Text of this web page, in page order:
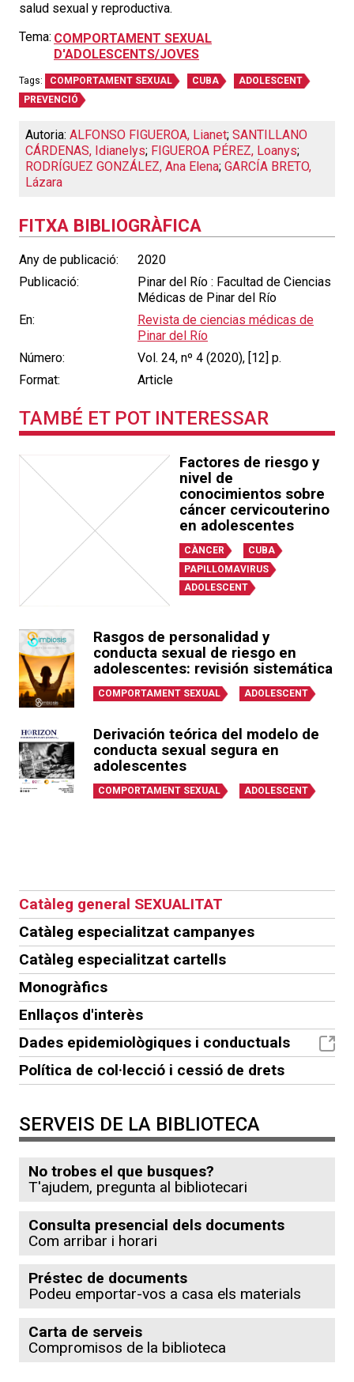
salud sexual y reproductiva.
Tema: COMPORTAMENT SEXUAL
D'ADOLESCENTS/JOVES
Tags: COMPORTAMENT SEXUAL CUBA
ADOLESCENT
PREVENCIÓ
Autoria: ALFONSO FIGUEROA, Lianet; SANTILLANO
CÁRDENAS, Idianelys; FIGUEROA PÉREZ, Loanys;
RODRÍGUEZ GONZÁLEZ, Ana Elena; GARCÍA BRETO,
Lázara
FITXA BIBLIOGRÀFICA
Any de publicació:
2020
Publicació:
Pinar del Río : Facultad de Ciencias
Médicas de Pinar del Río
En:
Revista de ciencias médicas de
Pinar del Río
Número:
Vol. 24, nº 4 (2020), [12] p.
Format:
Article
TAMBÉ ET POT INTERESSAR
Factores de riesgo y
nivel de
conocimientos sobre
cáncer cervicouterino
en adolescentes
CÀNCER
CUBA
PAPILLOMAVIRUS
ADOLESCENT
Rasgos de personalidad y
conducta sexual de riesgo en
adolescentes: revisión sistemática
COMPORTAMENT SEXUAL ADOLESCENT
Derivación teórica del modelo de
conducta sexual segura en
adolescentes
COMPORTAMENT SEXUAL ADOLESCENT
Catàleg general SEXUALITAT
Catàleg especialitzat campanyes
Catàleg especialitzat cartells
Monogràfics
Enllaços d'interès
Dades epidemiològiques i conductuals
Política de col·lecció i cessió de drets
SERVEIS DE LA BIBLIOTECA
No trobes el que busques?
T'ajudem, pregunta al bibliotecari
Consulta presencial dels documents
Com arribar i horari
Préstec de documents
Podeu emportar-vos a casa els materials
Carta de serveis
Compromisos de la biblioteca